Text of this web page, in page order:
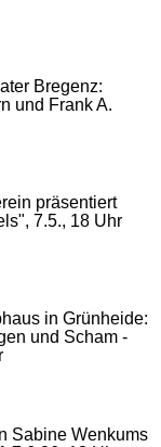
Bregenz:
und Frank A.
präsentiert
7.5., 18 Uhr
in Grünheide:
und Scham -
Sabine Wenkums